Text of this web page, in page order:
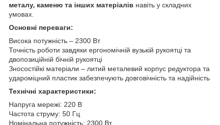
металу, каменю та інших матеріалів навіть у складних
умовах.
Основні переваги:
Висока потужність – 2300 Вт
Точність роботи завдяки ергономічній вузькій рукоятці та
двопозиційній бічній рукоятці
Зносостійкі матеріали – литий металевий корпус редуктора та
удароміцний пластик забезпечують довговічність та надійність
Технічні характеристики:
Напруга мережі: 220 В
Частота струму: 50 Гц
Номінальна потужність: 2300 Вт